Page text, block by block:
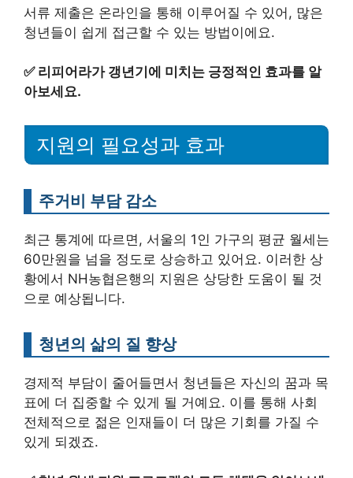
서류 제출은 온라인을 통해 이루어질 수 있어, 많은
청년들이 쉽게 접근할 수 있는 방법이에요.
✅ 리피어라가 갱년기에 미치는 긍정적인 효과를 알
아보세요.
지원의 필요성과 효과
주거비 부담 감소
최근 통계에 따르면, 서울의 1인 가구의 평균 월세는
60만원을 넘을 정도로 상승하고 있어요. 이러한 상
황에서 NH농협은행의 지원은 상당한 도움이 될 것
으로 예상됩니다.
청년의 삶의 질 향상
경제적 부담이 줄어들면서 청년들은 자신의 꿈과 목
표에 더 집중할 수 있게 될 거예요. 이를 통해 사회
전체적으로 젊은 인재들이 더 많은 기회를 가질 수
있게 되겠죠.